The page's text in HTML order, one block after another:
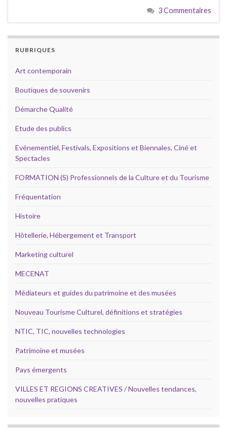
3 Commentaires
RUBRIQUES
Art contemporain
Boutiques de souvenirs
Démarche Qualité
Etude des publics
Evénementiel, Festivals, Expositions et Biennales, Ciné et
Spectacles
FORMATION (S) Professionnels de la Culture et du Tourisme
Fréquentation
Histoire
Hôtellerie, Hébergement et Transport
Marketing culturel
MECENAT
Médiateurs et guides du patrimoine et des musées
Nouveau Tourisme Culturel, définitions et stratégies
NTIC, TIC, nouvelles technologies
Patrimoine et musées
Pays émergents
VILLES ET REGIONS CREATIVES / Nouvelles tendances,
nouvelles pratiques